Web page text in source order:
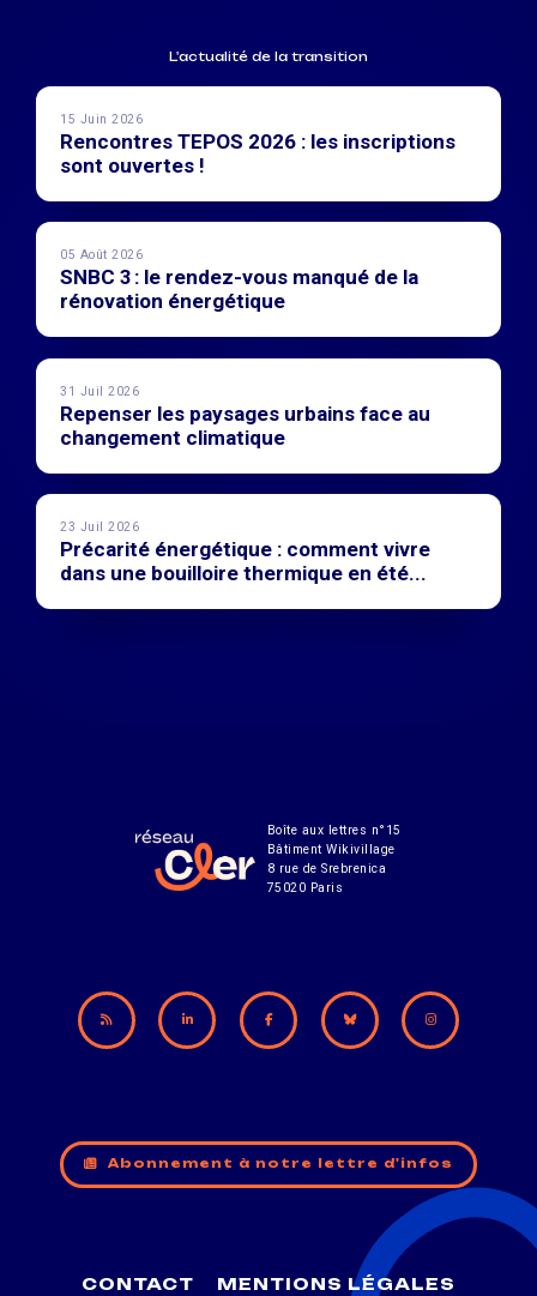
L'actualité de la transition
15 Juin 2026
Rencontres TEPOS 2026 : les inscriptions
sont ouvertes !
05 Août 2026
SNBC 3 : le rendez-vous manqué de la
rénovation énergétique
31 Juil 2026
Repenser les paysages urbains face au
changement climatique
23 Juil 2026
Précarité énergétique : comment vivre
dans une bouilloire thermique en été...
Boîte aux lettres n°15
Bâtiment Wikivillage
8 rue de Srebrenica
75020 Paris
Abonnement à notre lettre d'infos
CONTACT MENTIONS LÉGALES